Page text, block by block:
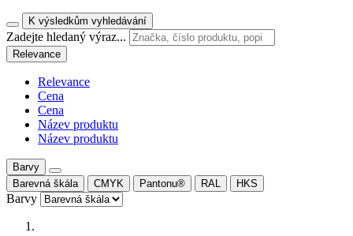
K výsledkům vyhledávání
Zadejte hledaný výraz...
Relevance
Relevance
Cena
Cena
Název produktu
Název produktu
Barvy
Barevná škála
CMYK Pantonu® RAL HKS
Barvy